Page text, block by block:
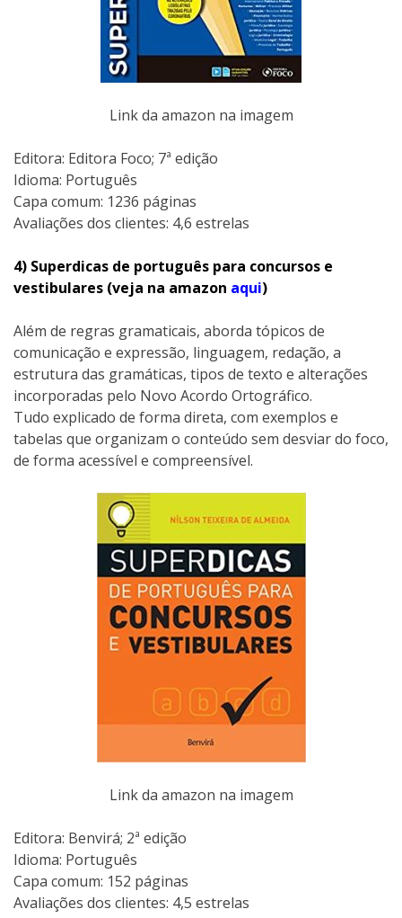
Link da amazon na imagem
Editora: Editora Foco; 7ª edição
Idioma: Português
Capa comum: 1236 páginas
Avaliações dos clientes: 4,6 estrelas
4) Superdicas de português para concursos e
vestibulares (veja na amazon aqui)
Além de regras gramaticais, aborda tópicos de
comunicação e expressão, linguagem, redação, a
estrutura das gramáticas, tipos de texto e alterações
incorporadas pelo Novo Acordo Ortográfico.
Tudo explicado de forma direta, com exemplos e
tabelas que organizam o conteúdo sem desviar do foco,
de forma acessível e compreensível.
Link da amazon na imagem
Editora: Benvirá; 2ª edição
Idioma: Português
Capa comum:‎ 152 páginas
Avaliações dos clientes: 4,5 estrelas